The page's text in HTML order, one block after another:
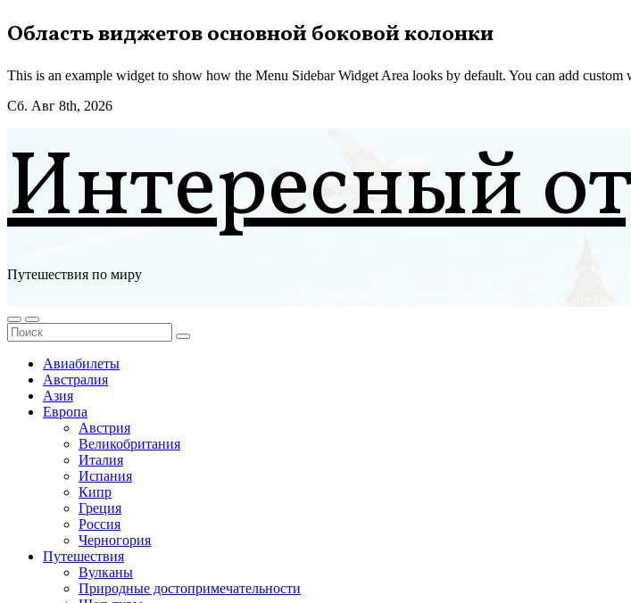
Перейти
к
Область виджетов основной боковой колонки
This is an example widget to show how the Menu Sidebar Widget Area looks by default. You can add custom
Сб. Авг 8th, 2026
Интересный
Путешествия по миру
Авиабилеты
Австралия
Азия
Европа
Австрия
Великобритания
Италия
Испания
Кипр
Греция
Россия
Черногория
Путешествия
Вулканы
Природные достопримечательности